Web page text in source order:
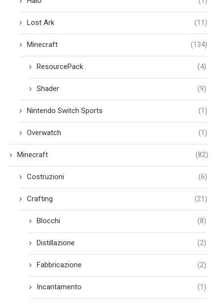
Lost Ark (11)
Minecraft (134)
ResourcePack (4)
Shader (9)
Nintendo Switch Sports (1)
Overwatch (1)
Minecraft (82)
Costruzioni (6)
Crafting (21)
Blocchi (8)
Distillazione (2)
Fabbricazione (2)
Incantamento (1)